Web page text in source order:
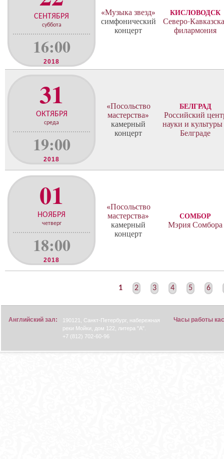
СЕНТЯБРЯ
суббота
16:00
2018
«Музыка звезд»
симфонический
концерт
КИСЛОВОДСК
Северо-
филармония
31
ОКТЯБРЯ
среда
19:00
2018
«Посольство
мастерства»
камерный
концерт
БЕЛГРАД
Российский
науки и культуры
Белграде
01
НОЯБРЯ
четверг
18:00
2018
«Посольство
мастерства»
камерный
концерт
СОМБОР
Мэрия Сомбора
А
1 2 3 4 5 6
Английский зал:
190121, Санкт-Петербург, набережная
реки Мойки, дом 122, литера "А".
+7 (812) 702-60-96
Часы работы